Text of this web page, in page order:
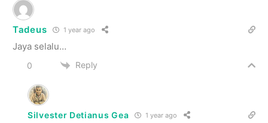
Tadeus 1 year ago
Jaya selalu…
0 Reply
Silvester Detianus Gea 1 year ago